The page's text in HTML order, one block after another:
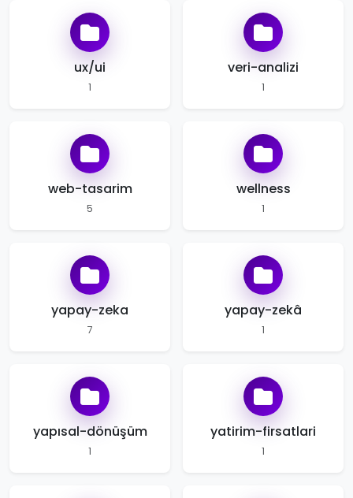
ux/ui
1
veri-analizi
1
web-tasarim
5
wellness
1
yapay-zeka
7
yapay-zekâ
1
yapısal-dönüşüm
1
yatirim-firsatlari
1